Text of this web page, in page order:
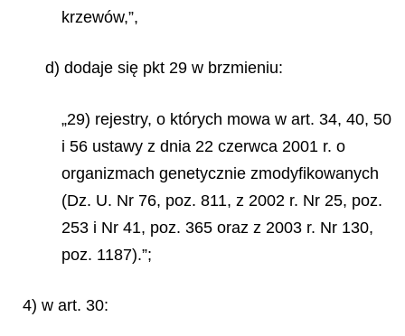
krzewów,”,
d) dodaje się pkt 29 w brzmieniu:
„29) rejestry, o których mowa w art. 34, 40, 50
i 56 ustawy z dnia 22 czerwca 2001 r. o
organizmach genetycznie zmodyfikowanych
(Dz. U. Nr 76, poz. 811, z 2002 r. Nr 25, poz.
253 i Nr 41, poz. 365 oraz z 2003 r. Nr 130,
poz. 1187).”;
4) w art. 30: